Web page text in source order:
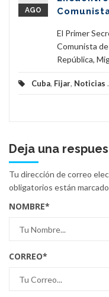
AGO
El Primer
Comunista
República,
Cuba, Fijar, Noticias
Deja una
Tu dirección de correo
obligatorios están
NOMBRE*
CORREO*